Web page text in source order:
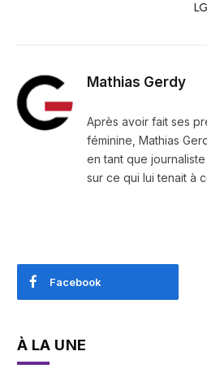
Mathias Gerdy
Après avoir fait ses
féminine, Mathias
en tant que
sur ce qui lui tenait à
Facebook
À LA UNE